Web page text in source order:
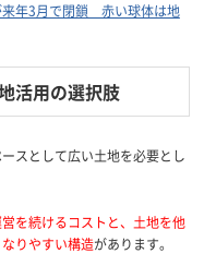
来年3月で閉鎖 赤い球体は地
活用の選択肢
スとして広い土地を必要とし
を続けるコストと、土地を他
りやすい構造があります。